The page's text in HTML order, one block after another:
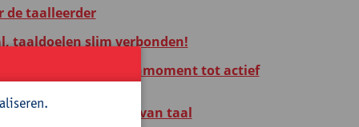
de taalleerder
taaldoelen slim verbonden!
taalles: van popcornmoment tot actief
voor het leren van taal